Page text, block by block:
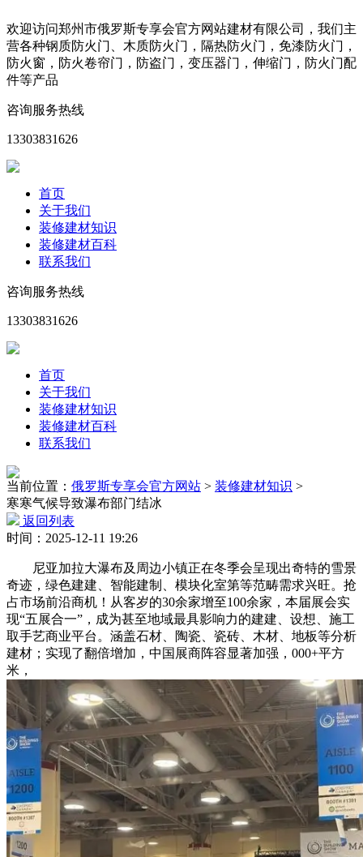
欢迎访问郑州市俄罗斯专享会官方网站建材有限公司，我们主
营各种钢质防火门、木质防火门，隔热防火门，免漆防火门，
防火窗，防火卷帘门，防盗门，变压器门，伸缩门，防火门配
件等产品
咨询服务热线
13303831626
首页
关于我们
装修建材知识
装修建材百科
联系我们
咨询服务热线
13303831626
首页
关于我们
装修建材知识
装修建材百科
联系我们
当前位置： 俄罗斯专享会官方网站 > 装修建材知识 >
寒寒气候导致瀑布部门结冰
返回列表
时间：2025-12-11 19:26
尼亚加拉大瀑布及周边小镇正在冬季会呈现出奇特的雪景
奇迹，绿色建建、智能建制、模块化室第等范畴需求兴旺。抢
占市场前沿商机！从客岁的30余家增至100余家，本届展会实
现“五展合一”，成为甚至地域最具影响力的建建、设想、施工
取手艺商业平台。涵盖石材、陶瓷、瓷砖、木材、地板等分析
建材；实现了翻倍增加，中国展商阵容显著加强，000+平方
米，